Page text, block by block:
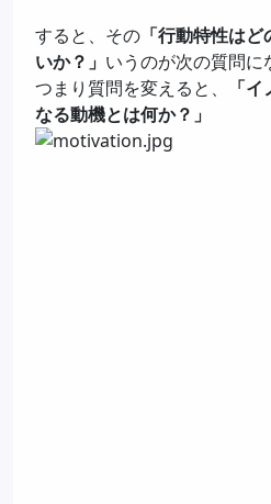
すると、その 「行動特性は
いか？」 いうのが次の質問に
つまり質問を変えると、
「
なる動機とは何か？」